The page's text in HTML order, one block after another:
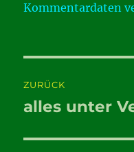
Kommentardaten
ZURÜCK
Vorheriger
alles unter